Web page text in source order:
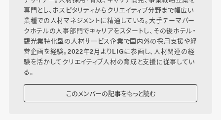
専門とし、ホスピタリティからクリエイティブ分野まで幅広い
業種での人材マネジメントに精通している。大手テーマパー
クホテルの人事部門でキャリアをスタートし、その後ホテル・
観光業特化型の人材サービス企業で国内外の採用支援や経
営企画を経験。2022年2月よりLIGに参画し、人材関連の経
験を活かしてクリエイティブ人材の育成と支援に従事してい
る。
このメンバーの記事をもっと読む